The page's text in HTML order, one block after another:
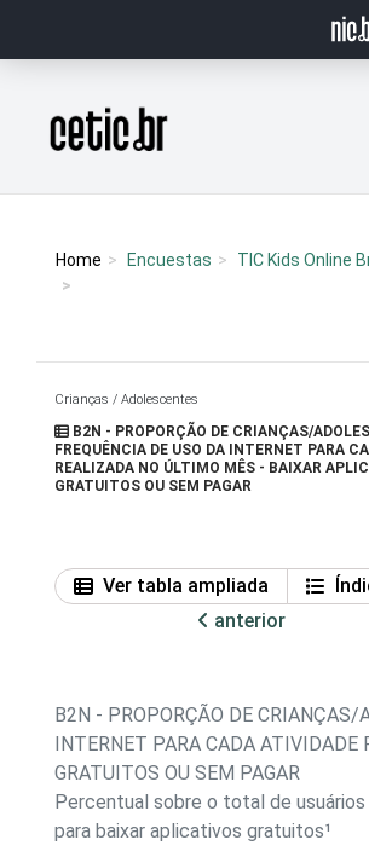
Página inicial
Home Encuestas TIC Kids Online
Crianças / Adolescentes
B2N - PROPORÇÃO DE CRIANÇAS/
FREQUÊNCIA DE USO DA INTERNET PARA
REALIZADA NO ÚLTIMO MÊS - BAIXAR
GRATUITOS OU SEM PAGAR
Ver tabla ampliada
anterior
B2N - PROPORÇÃO DE CRIANÇAS/
INTERNET PARA CADA
GRATUITOS OU SEM PAGAR
Percentual sobre o total de
para baixar aplicativos gratuitos¹